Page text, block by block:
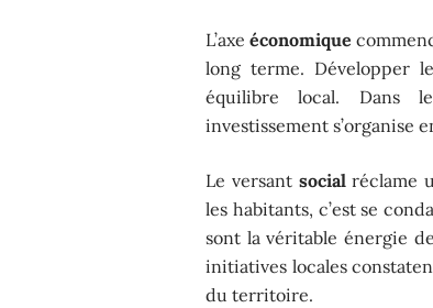
L’axeéconomique
long terme. Développer
équilibre local. Dans
investissement s’organise
Le versant socialréclame
les habitants, c’est se
sont la véritable énergie
initiatives locales
du territoire.